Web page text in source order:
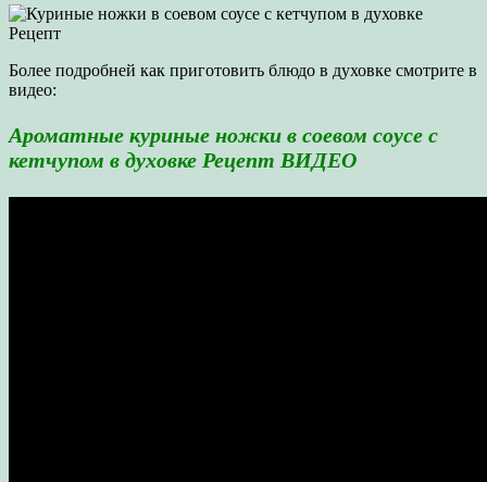
Более подробней как приготовить блюдо в духовке смотрите в
видео:
Ароматные куриные ножки в соевом соусе с
кетчупом в духовке Рецепт ВИДЕО